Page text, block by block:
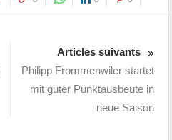
Articles suivants
Philipp Frommenwiler startet
mit guter Punktausbeute in
neue Saison